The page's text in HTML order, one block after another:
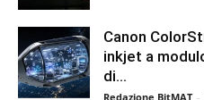
Canon
inkjet a
di...
Redazione BitMAT -